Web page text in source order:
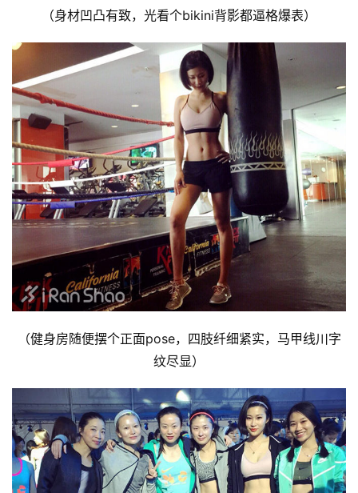
（身材凹凸有致，光看个bikini背影都逼格爆表）
（健身房随便摆个正面pose，四肢纤细紧实，马甲线川字
纹尽显）